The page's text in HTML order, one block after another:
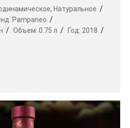
Натуральное
Pampaneo
Объем: 0.75 л Год: 2018